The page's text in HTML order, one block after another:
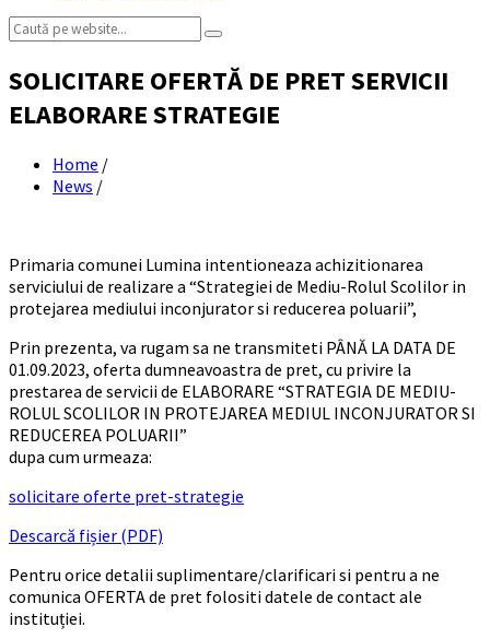
Search:
SOLICITARE OFERTĂ DE PRET SERVICII
ELABORARE STRATEGIE
Home /
News /
Primaria comunei Lumina intentioneaza achizitionarea
serviciului de realizare a “Strategiei de Mediu-Rolul Scolilor in
protejarea mediului inconjurator si reducerea poluarii”,
Prin prezenta, va rugam sa ne transmiteti PÂNĂ LA DATA DE
01.09.2023, oferta dumneavoastra de pret, cu privire la
prestarea de servicii de ELABORARE “STRATEGIA DE MEDIU-
ROLUL SCOLILOR IN PROTEJAREA MEDIUL INCONJURATOR SI
REDUCEREA POLUARII”
dupa cum urmeaza:
solicitare oferte pret-strategie
Descarcă fișier (PDF)
Pentru orice detalii suplimentare/clarificari si pentru a ne
comunica OFERTA de pret folositi datele de contact ale
instituției.